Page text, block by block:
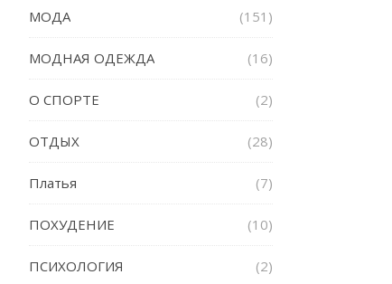
МОДА (151)
МОДНАЯ ОДЕЖДА (16)
О СПОРТЕ (2)
ОТДЫХ (28)
Платья (7)
ПОХУДЕНИЕ (10)
ПСИХОЛОГИЯ (2)